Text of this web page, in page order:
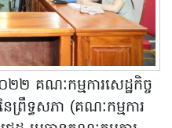
២២ គណៈកម្មការសេដ្ឋកិច្ច
ព្រឹទ្ធសភា (គណៈកម្មការ